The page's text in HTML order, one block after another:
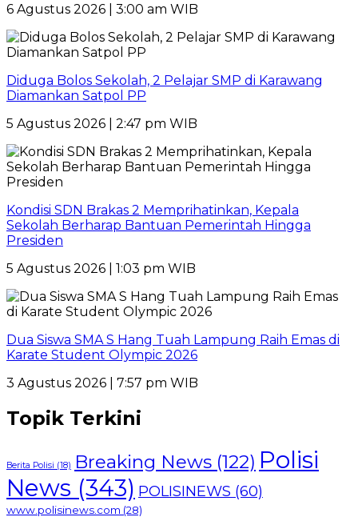
6 Agustus 2026 | 3:00 am WIB
Diduga Bolos Sekolah, 2 Pelajar SMP di Karawang
Diamankan Satpol PP
5 Agustus 2026 | 2:47 pm WIB
Kondisi SDN Brakas 2 Memprihatinkan, Kepala
Sekolah Berharap Bantuan Pemerintah Hingga
Presiden
5 Agustus 2026 | 1:03 pm WIB
Dua Siswa SMA S Hang Tuah Lampung Raih Emas di
Karate Student Olympic 2026
3 Agustus 2026 | 7:57 pm WIB
Topik Terkini
Berita Polisi (18) Breaking News (122) Polisi
News (343) POLISINEWS (60)
www.polisinews.com (28)